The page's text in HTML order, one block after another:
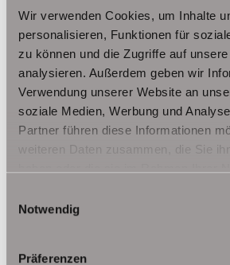
Wir verwenden Cookies, um Inhalte
personalisieren, Funktionen für
zu können und die Zugriffe auf
analysieren. Außerdem geben wir
Verwendung unserer Website an
soziale Medien, Werbung und
Partner führen diese Informationen
weiteren Daten zusammen, die Sie
Notwendig
Präferenzen
548,- € VERMIETET
Erfurt
Etagenwohnung
WOHNFLÄCHE